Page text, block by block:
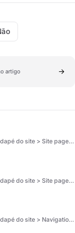
artigo
> Site pages > Página inicial
> Site pages > Página inicial
> Navigation and layout